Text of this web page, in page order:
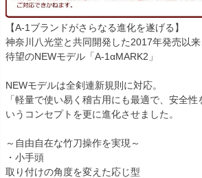
【A-1ブランドがさらなる進化を遂げる】
神奈川八光堂と共同開発した2017年発売以来
待望のNEWモデル「A-1αMARK2」
NEWモデルは全剣連新規則に対応。
「軽量で使い易く稽古用にも最適で、安全
いうコンセプトを更に進化させました。
～自由自在な竹刀操作を実現～
・小手頭
取り付けの角度を変えた応じ型